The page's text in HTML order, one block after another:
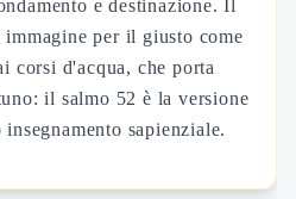
e destinazione. Il
immagine per il giusto come
corsi d'acqua, che porta
il salmo 52 è la versione
sapienziale.